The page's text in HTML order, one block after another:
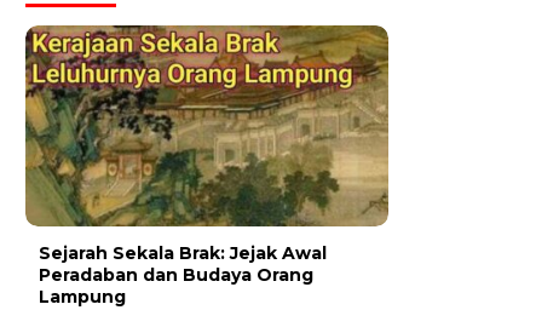
Sejarah Sekala Brak: Jejak Awal
Peradaban dan Budaya Orang
Lampung